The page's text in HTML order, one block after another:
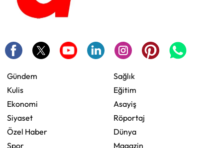
Gündem
Kulis
Ekonomi
Siyaset
Özel Haber
Spor
Sağlık
Eğitim
Asayiş
Röportaj
Dünya
Magazin